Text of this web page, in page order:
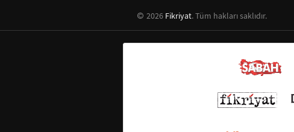
2026 Fikriyat. Tüm hakları saklıdır.